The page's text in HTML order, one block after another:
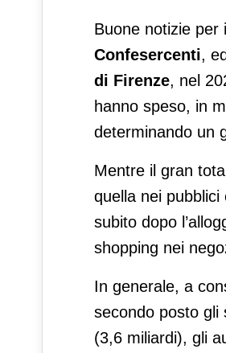
Buone notizie per
Confesercenti,
di Firenze, nel
hanno speso, in
determinando un
Mentre il gran
quella nei
subito dopo
shopping nei
In generale, a
secondo posto gli
(3,6 miliardi), gli